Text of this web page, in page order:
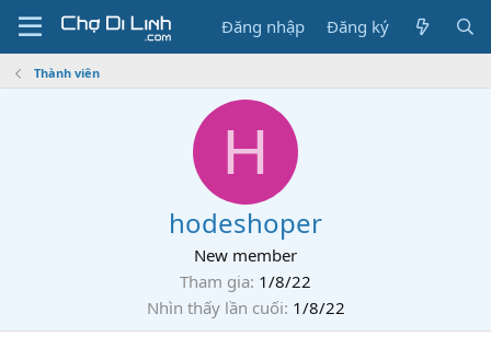
Đăng nhập Đăng ký
Thành viên
H
hodeshoper
New member
Tham gia 1/8/22
Nhìn thấy lần cuối 1/8/22